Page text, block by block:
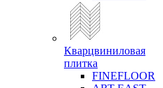
Кварцвиниловая
плитка
FINEFLOOR